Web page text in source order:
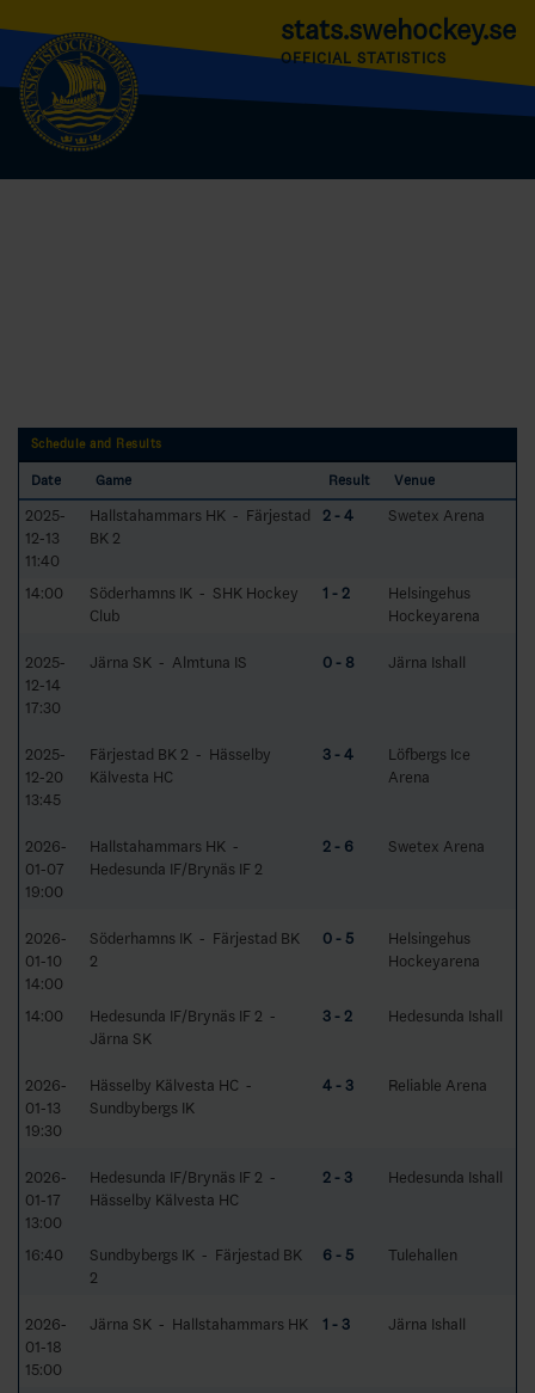
stats.swehockey.se
OFFICIAL STATISTICS
Schedule and Results
Date Game Result Venue
2025-
12-13
11:40
Hallstahammars HK - Färjestad
BK 2
2 - 4 Swetex Arena
14:00
Söderhamns IK - SHK Hockey
Club
1 - 2
Helsingehus
Hockeyarena
2025-
12-14
17:30
Järna SK - Almtuna IS 0 - 8 Järna Ishall
2025-
12-20
13:45
Färjestad BK 2 - Hässelby
Kälvesta HC
3 - 4
Löfbergs Ice
Arena
2026-
01-07
19:00
Hallstahammars HK -
Hedesunda IF/Brynäs IF 2
2 - 6 Swetex Arena
2026-
01-10
14:00
Söderhamns IK - Färjestad BK
2
0 - 5
Helsingehus
Hockeyarena
14:00
Hedesunda IF/Brynäs IF 2 -
Järna SK
3 - 2 Hedesunda Ishall
2026-
01-13
19:30
Hässelby Kälvesta HC -
Sundbybergs IK
4 - 3 Reliable Arena
2026-
01-17
13:00
Hedesunda IF/Brynäs IF 2 -
Hässelby Kälvesta HC
2 - 3 Hedesunda Ishall
16:40
Sundbybergs IK - Färjestad BK
2
6 - 5 Tulehallen
2026-
01-18
15:00
Järna SK - Hallstahammars HK 1 - 3 Järna Ishall